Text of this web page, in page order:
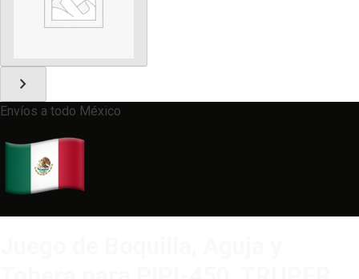
chevron_right
Envíos a todo México